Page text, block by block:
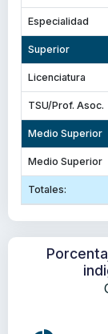
Totales:
Especialidad
Superior
Licenciatura
TSU/Prof. Asoc.
Medio Superior
Medio Superior